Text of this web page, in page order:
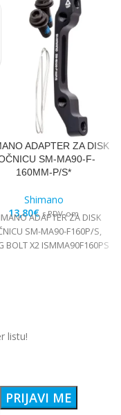
ADAPTER ZA DISK
SM-MA90-F-
160MM-P/S*
Shimano
13,80€ s PDV-om
ADAPTER ZA DISK
SM-MA90-F160P/S,
BOLT X2 ISMMA90F160PS
listu!